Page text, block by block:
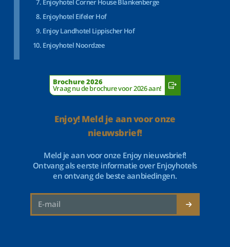
Enjoyhotel Corner House Blankenberge
Enjoyhotel Eifeler Hof
Enjoy Landhotel Lippischer Hof
Enjoyhotel Noordzee
Brochure 2026
Vraag nu de brochure voor 2026 aan!
Enjoy! Meld je aan voor onze
nieuwsbrief!
Meld je aan voor onze Enjoy nieuwsbrief!
Ontvang als eerste informatie over Enjoyhotels
en ontvang de beste aanbiedingen.